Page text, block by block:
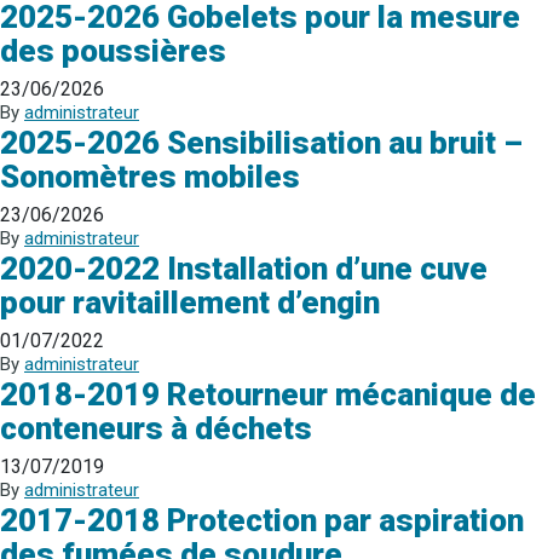
2025-2026 Gobelets pour la mesure
des poussières
23/06/2026
By administrateur
2025-2026 Sensibilisation au bruit –
Sonomètres mobiles
23/06/2026
By administrateur
2020-2022 Installation d’une cuve
pour ravitaillement d’engin
01/07/2022
By administrateur
2018-2019 Retourneur mécanique de
conteneurs à déchets
13/07/2019
By administrateur
2017-2018 Protection par aspiration